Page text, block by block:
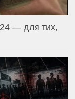
— для тих,